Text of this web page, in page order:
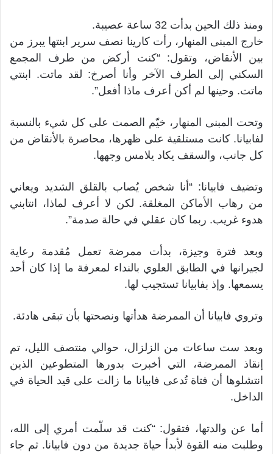
ومنذ ذلك الحين بدأت 32 ساعة عصيبة.
خارج المبنى المنهار، رأت كارينا نصف سرير ابنتها يبرز من
بين الأنقاض، وتقول: “كنت أركض من طرف المجمع
السكني إلى الطرف الآخر وأنا أصرخ: لقد ماتت. ابنتي
ماتت. وحينها لم أكن أعرف ماذا أفعل”.
وتحت المبنى المنهار، خيّم الصمت على كل شيء بالنسبة
لفابيانا. كانت مستلقية على ظهرها، محاصرة بالأنقاض من
كل جانب، والسقف يكاد يلامس وجهها.
وتضيف فابيانا: “أنا شخص يُصاب بالقلق الشديد ويعاني
من رهاب الأماكن المغلقة. لكن لا أعرف لماذا، انتابني
هدوء غريب. ربما كان عقلي في حالة صدمة”.
وبعد فترة وجيزة، بدأت ممرضة تعمل مُقدمة رعاية
لجيرانها في الطابق العلوي بالنداء لمعرفة ما إذا كان أحد
يسمعها. وإذ بفابيانا تستجيب لها.
وتروي فابيانا أن الممرضة هدأتها ونصحتها بأن تبقى هادئة.
وبعد ست ساعات من الزلزال، حوالي منتصف الليل، تم
إنقاذ الممرضة، التي أخبرت بدورها المتطوعين الذين
انتشلوها أن فتاة تُدعى فابيانا ما زالت على قيد الحياة في
الداخل.
أما عن والدتها، فتقول: “كنت قد سلّمت أمري إلى الله،
وطلبت منه القوة لأبدأ حياة جديدة من دون فابيانا. ثم جاء